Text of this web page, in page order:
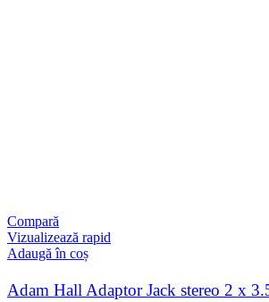
Compară
Vizualizează rapid
Adaugă în coș
Adam Hall Adaptor Jack stereo 2 x